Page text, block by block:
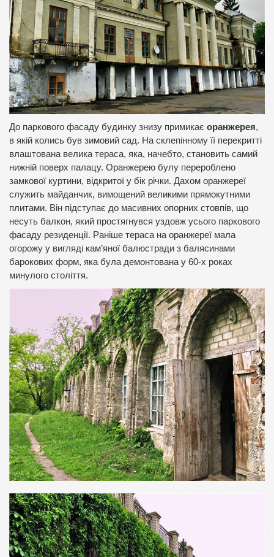
До паркового фасаду будинку знизу примикає оранжерея,
в якій колись був зимовий сад. На склепінному її перекритті
влаштована велика тераса, яка, начебто, становить самий
нижній поверх палацу. Оранжерею булу перероблено
замкової куртини, відкритої у бік річки. Дахом оранжереї
служить майданчик, вимощений великими прямокутними
плитами. Він підступає до масивних опорних стовпів, що
несуть балкон, який простягнувся уздовж усього паркового
фасаду резиденції. Раніше тераса на оранжереї мала
огорожу у вигляді кам’яної балюстради з балясинами
барокових форм, яка була демонтована у 60-х роках
минулого століття.